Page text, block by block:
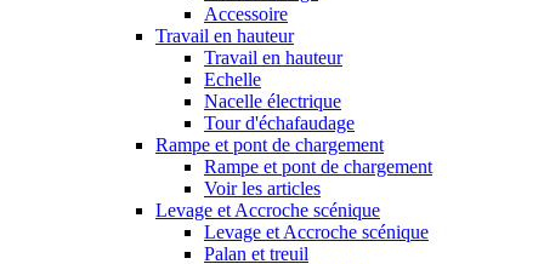
Accessoire
Travail en hauteur
Travail en hauteur
Echelle
Nacelle électrique
Tour d'échafaudage
Rampe et pont de chargement
Rampe et pont de chargement
Voir les articles
Levage et Accroche scénique
Levage et Accroche scénique
Palan et treuil